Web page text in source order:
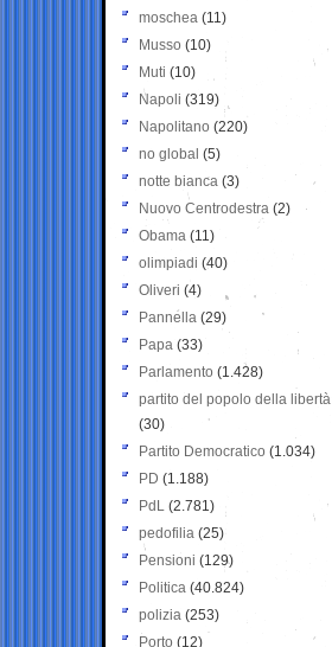
moschea (11)
Musso (10)
Muti (10)
Napoli (319)
Napolitano (220)
no global (5)
notte bianca (3)
Nuovo Centrodestra (2)
Obama (11)
olimpiadi (40)
Oliveri (4)
Pannella (29)
Papa (33)
Parlamento (1.428)
partito del popolo della libertà
(30)
Partito Democratico (1.034)
PD (1.188)
PdL (2.781)
pedofilia (25)
Pensioni (129)
Politica (40.824)
polizia (253)
Porto (12)